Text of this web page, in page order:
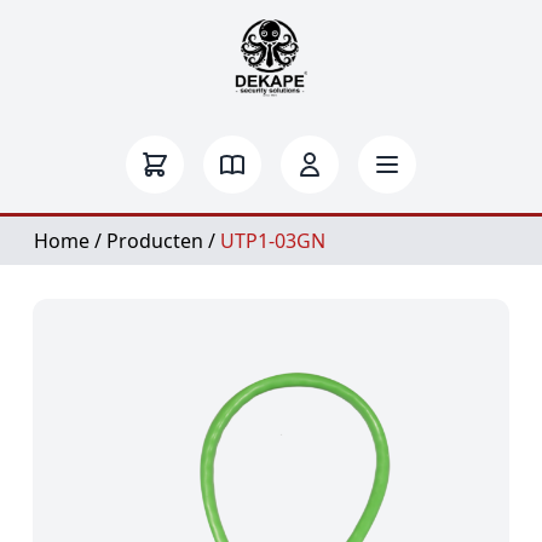
Home/ Producten / UTP1-03GN